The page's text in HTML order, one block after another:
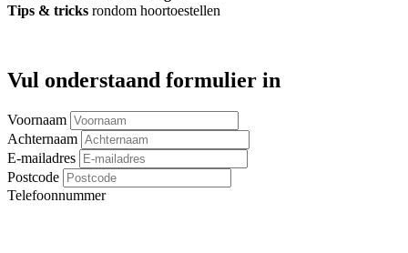
Tips & tricks rondom hoortoestellen
Vul onderstaand formulier in
Voornaam
Achternaam
E-mailadres
Postcode
Telefoonnummer